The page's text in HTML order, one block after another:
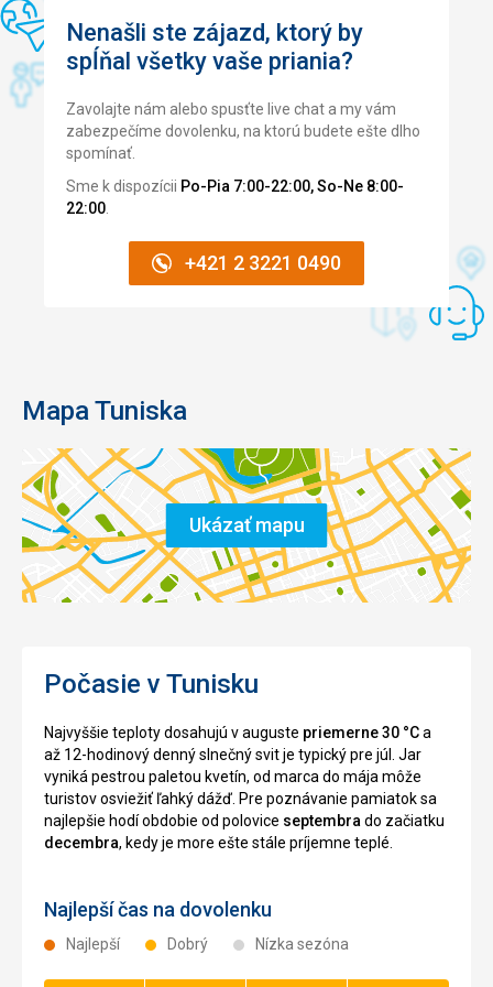
Nenašli ste zájazd, ktorý by
spĺňal všetky vaše priania?
Zavolajte nám alebo spusťte live chat a my vám
zabezpečíme dovolenku, na ktorú budete ešte dlho
spomínať.
Sme k dispozícii Po-Pia 7:00-22:00, So-Ne 8:00-
22:00
+421 2 3221 0490
Mapa Tuniska
Ukázať mapu
Počasie v Tunisku
Najvyššie teploty dosahujú v auguste priemerne 30 °Ca
až 12-hodinový denný slnečný svit je typický pre júl. Jar
vyniká pestrou paletou kvetín, od marca do mája môže
turistov osviežiť ľahký dážď. Pre poznávanie pamiatok sa
najlepšie hodí obdobie od polovice septembra do začiatku
decembra, kedy je more ešte stále príjemne teplé.
Najlepší čas na dovolenku
Najlepší Dobrý Nízka sezóna